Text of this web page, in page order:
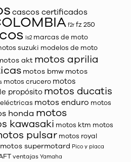
cascos certificados
f2r fz 250
ls2 marcas de moto
suzuki modelos de moto
akt motos aprilia
motos bmw motos
motos crucero motos
propósitomotos ducatis
motos enduro motos
honda motos
kawasaki motos ktm motos
pulsar motos royal
motos supermotard Pico y placa
ventajas Yamaha